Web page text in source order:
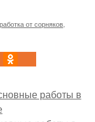
от сорняков